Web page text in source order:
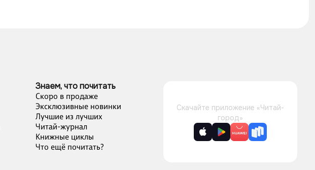
Знаем, что почитать
Скоро в продаже
Эксклюзивные новинки
Лучшие из лучших
Читай-журнал
Книжные циклы
Что ещё почитать?
Скачайте приложение «Читай-
город»